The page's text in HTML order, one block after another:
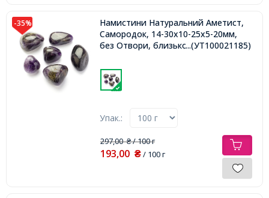
-35%
Намистини Натуральний Аметист,
Самородок, 14-30x10-25x5-20мм,
без Отвори, близько 7-13шт/100г,
...(УТ100021185)
Упак.:
297,00₴/ 100 г
193,00 ₴/ 100 г